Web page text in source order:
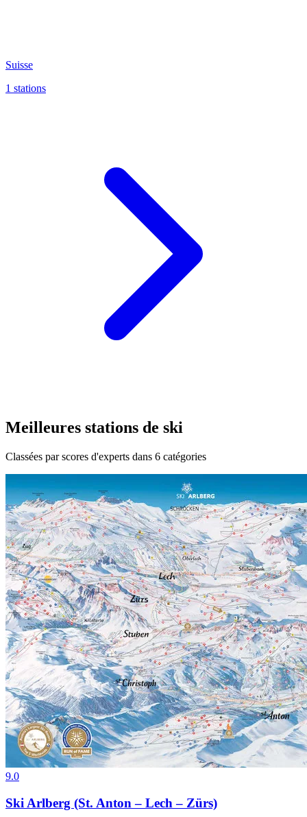
Suisse
1 stations
Meilleures stations de ski
Classées par scores d'experts dans 6 catégories
9.0
Ski Arlberg (St. Anton – Lech – Zürs)